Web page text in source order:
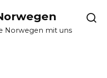
Norwegen mit uns